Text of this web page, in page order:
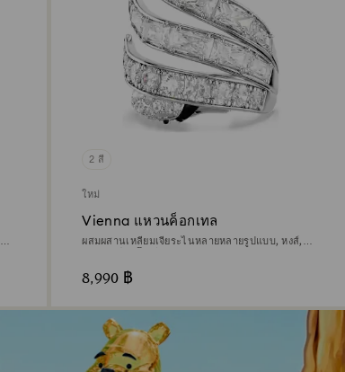
2 สี
ใหม่
Vienna แหวนค็อกเทล
ผสมผสานเหลี่ยมเจียระไนหลายหลายรูปแบบ, หงส์,
8,990 ฿